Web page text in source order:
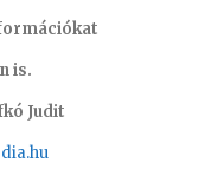
is.
Judit